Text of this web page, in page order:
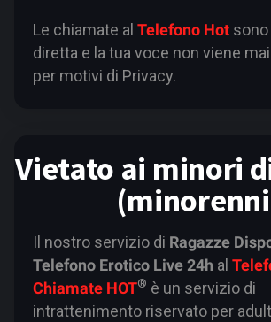
Le chiamate al Telefono Hotsono
diretta e la tua voce non viene
per motivi di Privacy.
Vietato ai minori
Il nostro servizio di Ragazze
Telefono Erotico Live 24h al
Chiamate HOT® è un servizio di
intrattenimento riservato per